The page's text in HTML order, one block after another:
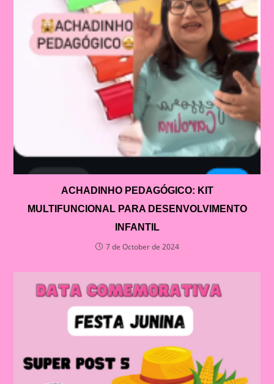
ACHADINHO PEDAGÓGICO: KIT
MULTIFUNCIONAL PARA DESENVOLVIMENTO
INFANTIL
7 de October de 2024